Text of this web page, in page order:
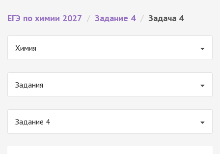
ЕГЭ по химии 2027 / Задание 4 / Задача 4
Химия
Задания
Задание 4